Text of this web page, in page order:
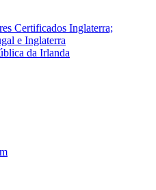
Certificados Inglaterra;
e Inglaterra
da Irlanda